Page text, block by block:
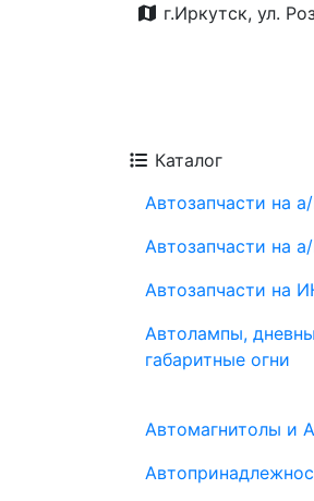
г.Иркутск, ул.
Каталог
Автозапчасти на
Автозапчасти на
Автозапчасти на
Автолампы,
габаритные огни
Автомагнитолы и